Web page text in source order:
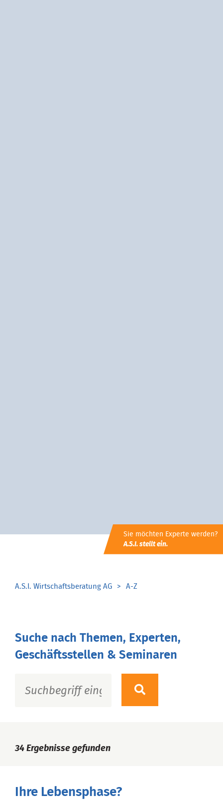
Sie möchten Experte werden?
A.S.I. stellt ein.
A.S.I. Wirtschaftsberatung AG A-Z
Suche nach Themen, Experten,
Geschäftsstellen & Seminaren
34 Ergebnisse gefunden
Ihre Lebensphase?